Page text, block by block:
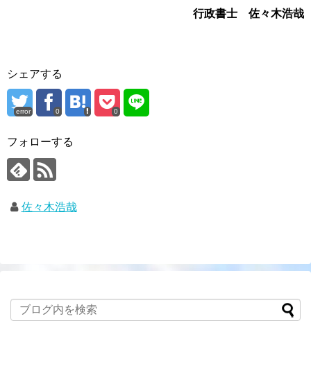
行政書士 佐々木浩哉
シェアする
error 0 0
フォローする
佐々木浩哉